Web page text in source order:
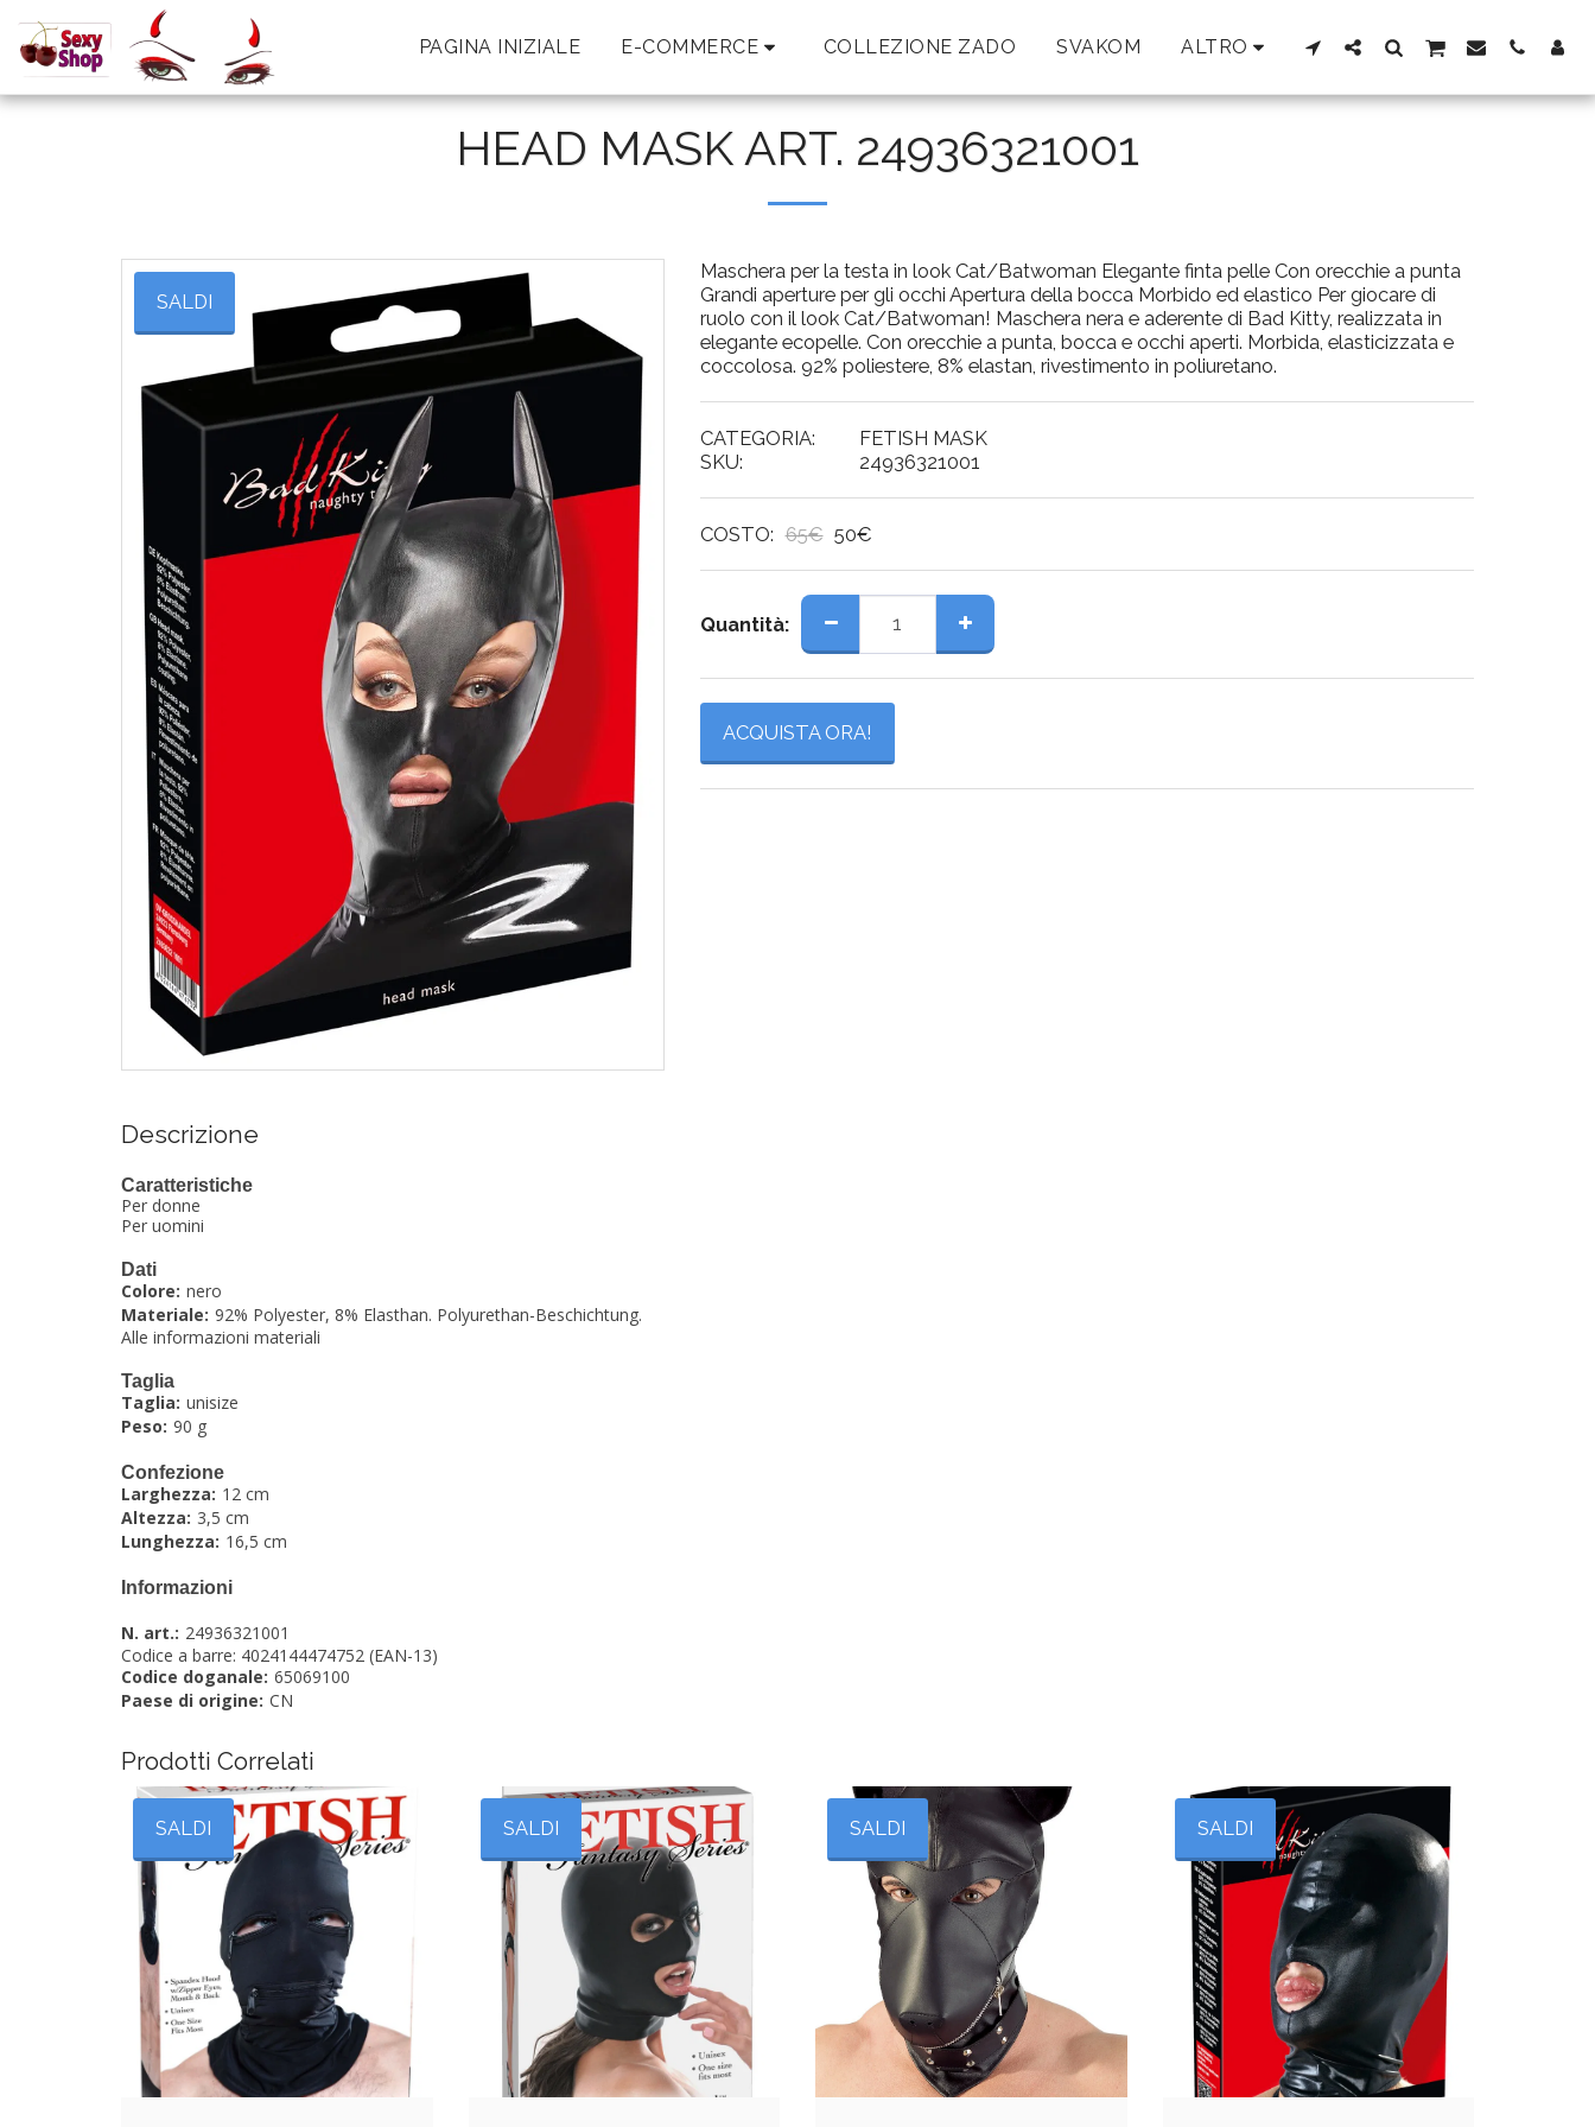
PAGINA INIZIALE E-COMMERCE COLLEZIONE ZADO SVAKOM ALTRO
HEAD MASK ART. 24936321001
SALDI
Maschera per la testa in look Cat/Batwoman Elegante finta pelle Con orecchie a punta
Grandi aperture per gli occhi Apertura della bocca Morbido ed elastico Per giocare di
ruolo con il look Cat/Batwoman! Maschera nera e aderente di Bad Kitty, realizzata in
elegante ecopelle. Con orecchie a punta, bocca e occhi aperti. Morbida, elasticizzata e
coccolosa. 92% poliestere, 8% elastan, rivestimento in poliuretano.
CATEGORIA:
FETISH MASK
SKU:
24936321001
COSTO: 65€ 50€
Quantità:
ACQUISTA ORA!
Descrizione
Caratteristiche
Per donne
Per uomini
Dati
Colore: nero
Materiale: 92% Polyester, 8% Elasthan. Polyurethan-Beschichtung.
Alle informazioni materiali
Taglia
Taglia: unisize
Peso: 90 g
Confezione
Larghezza: 12 cm
Altezza: 3,5 cm
Lunghezza: 16,5 cm
Informazioni
N. art.: 24936321001
Codice a barre: 4024144474752 (EAN-13)
Codice doganale: 65069100
Paese di origine: CN
Prodotti Correlati
SALDI SALDI SALDI SALDI